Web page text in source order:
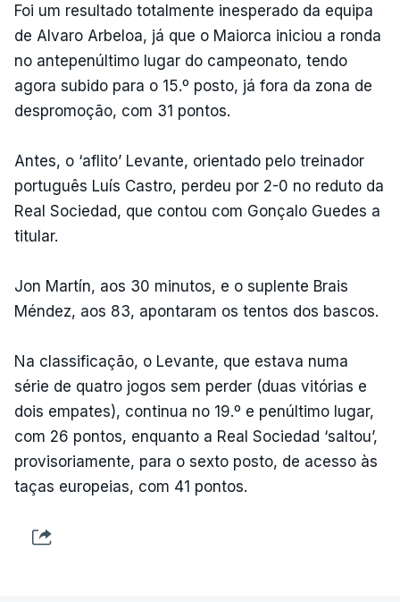
Foi um resultado totalmente inesperado da equipa
de Alvaro Arbeloa, já que o Maiorca iniciou a ronda
no antepenúltimo lugar do campeonato, tendo
agora subido para o 15.º posto, já fora da zona de
despromoção, com 31 pontos.
Antes, o ‘aflito’ Levante, orientado pelo treinador
português Luís Castro, perdeu por 2-0 no reduto da
Real Sociedad, que contou com Gonçalo Guedes a
titular.
Jon Martín, aos 30 minutos, e o suplente Brais
Méndez, aos 83, apontaram os tentos dos bascos.
Na classificação, o Levante, que estava numa
série de quatro jogos sem perder (duas vitórias e
dois empates), continua no 19.º e penúltimo lugar,
com 26 pontos, enquanto a Real Sociedad ‘saltou’,
provisoriamente, para o sexto posto, de acesso às
taças europeias, com 41 pontos.